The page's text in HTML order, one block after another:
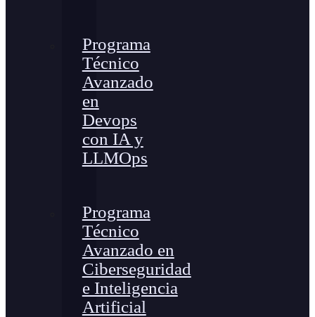
Programa
Técnico
Avanzado
en
Devops
con IA y
LLMOps
Programa
Técnico
Avanzado en
Ciberseguridad
e Inteligencia
Artificial